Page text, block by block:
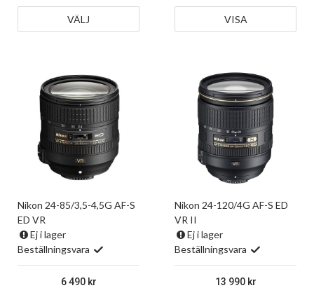
VÄLJ VISA
Nikon 24-85/3,5-4,5G AF-S
ED VR
Ej i lager
Beställningsvara
6 490
Nikon 24-120/4G AF-S ED
VR II
Ej i lager
Beställningsvara
13 990